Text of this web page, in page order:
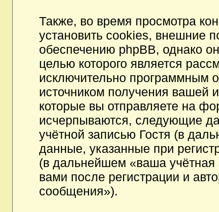
Также, во время просмотра
установить cookies, внешние
обеспечению phpBB, однако
целью которого является
исключительно программным
источником получения
которые вы отправляете на
исчерпываются, следующие
учётной записью Гостя (в
данные, указанные при
(в дальнейшем «ваша
вами после регистрации и
сообщения»).